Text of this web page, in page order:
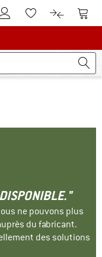
Vers le compte client
Vers la liste
Vers le
ne pouvons plus
du fabricant.
des solutions